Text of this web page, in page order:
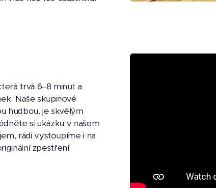
trvá 6–8 minut a
Naše skupinové
hudbou, je skvělým
si ukázku v našem
rádi vystoupíme i na
zpestření